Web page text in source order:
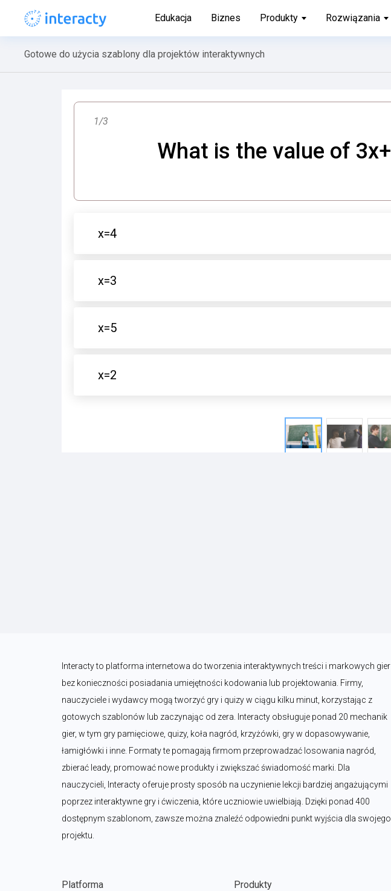
Edukacja Biznes Produkty Rozwiązania
Gotowe do użycia szablony dla projektów interaktywnych
Interacty to platforma internetowa do tworzenia interaktywnych treści i markowych gier
bez konieczności posiadania umiejętności kodowania lub projektowania. Firmy,
nauczyciele i wydawcy mogą tworzyć gry i quizy w ciągu kilku minut, korzystając z
gotowych szablonów lub zaczynając od zera. Interacty obsługuje ponad 20 mechanik
gier, w tym gry pamięciowe, quizy, koła nagród, krzyżówki, gry w dopasowywanie,
łamigłówki i inne. Formaty te pomagają firmom przeprowadzać losowania nagród,
zbierać leady, promować nowe produkty i zwiększać świadomość marki. Dla
nauczycieli, Interacty oferuje prosty sposób na uczynienie lekcji bardziej angażującymi
poprzez interaktywne gry i ćwiczenia, które uczniowie uwielbiają. Dzięki ponad 400
dostępnym szablonom, zawsze można znaleźć odpowiedni punkt wyjścia dla swojego
projektu.
Platforma Produkty